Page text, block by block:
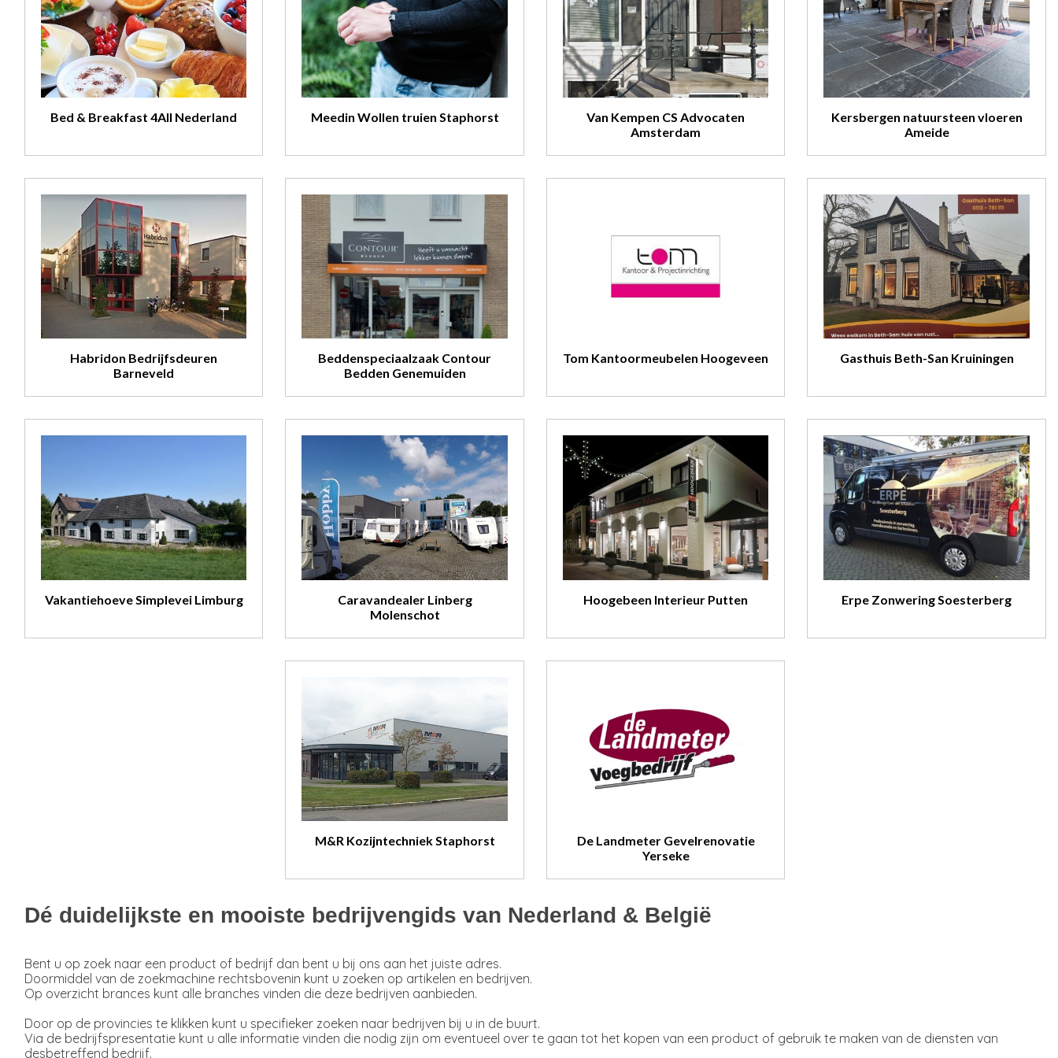
Bed & Breakfast 4All Nederland Meedin Wollen truien Staphorst
Van Kempen CS Advocaten
Amsterdam
Kersbergen natuursteen vloeren
Ameide
Habridon Bedrijfsdeuren
Barneveld
Beddenspeciaalzaak Contour
Bedden Genemuiden
Tom Kantoormeubelen Hoogeveen Gasthuis Beth-San Kruiningen
Vakantiehoeve Simplevei Limburg
Caravandealer Linberg
Molenschot
Hoogebeen Interieur Putten Erpe Zonwering Soesterberg
M&R Kozijntechniek Staphorst
De Landmeter Gevelrenovatie
Yerseke
Dé duidelijkste en mooiste bedrijvengids van Nederland & België
Bent u op zoek naar een product of bedrijf dan bent u bij ons aan het juiste adres.
Doormiddel van de zoekmachine rechtsbovenin kunt u zoeken op artikelen en bedrijven.
Op overzicht brances kunt alle branches vinden die deze bedrijven aanbieden.
Door op de provincies te klikken kunt u specifieker zoeken naar bedrijven bij u in de buurt.
Via de bedrijfspresentatie kunt u alle informatie vinden die nodig zijn om eventueel over te gaan tot het kopen van een product of gebruik te maken van de diensten van
desbetreffend bedrijf.